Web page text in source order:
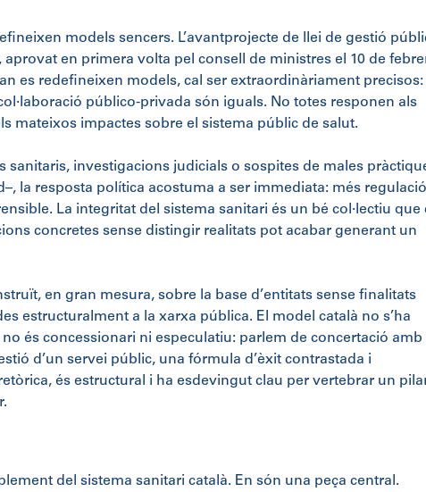
models sencers. L’avantprojecte de llei de gestió
en primera volta pel consell de ministres el 10 de
es redefineixen models, cal ser extraordinàriament precisos:
público-privada són iguals. No totes responen als
mateixos impactes sobre el sistema públic de salut.
sanitaris, investigacions judicials o sospites de males
la resposta política acostuma a ser immediata: més
La integritat del sistema sanitari és un bé col·lectiu que
concretes sense distingir realitats pot acabar generant un
en gran mesura, sobre la base d’entitats sense finalitats
estructuralment a la xarxa pública. El model català no s’ha
és concessionari ni especulatiu: parlem de concertació amb
d’un servei públic, una fórmula d’èxit contrastada i
és estructural i ha esdevingut clau per vertebrar un
del sistema sanitari català. En són una peça central.